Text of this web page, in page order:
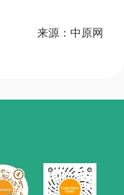
来源：中原网